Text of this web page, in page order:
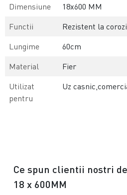
Dimensiune
18x600 MM
Functii
Rezistent la
Lungime
60cm
Material
Fier
Utilizat
pentru
Uz
Ce spun clientii nostri
18 x 600MM